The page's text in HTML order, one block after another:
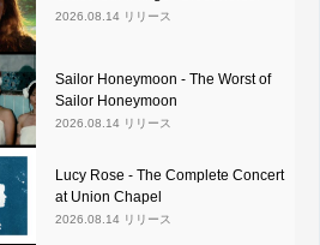
2026.08.14 リリース
Sailor Honeymoon - The Worst of
Sailor Honeymoon
2026.08.14 リリース
Lucy Rose - The Complete Concert
at Union Chapel
2026.08.14 リリース